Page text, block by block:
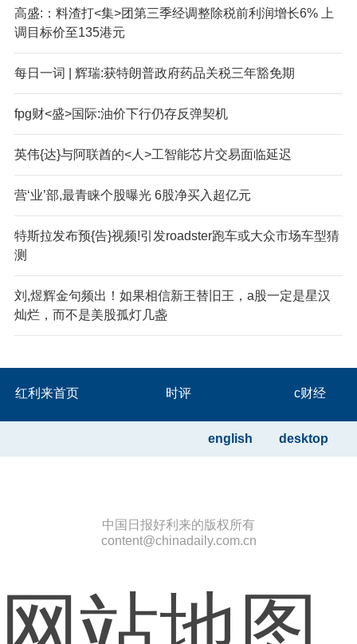
高盛:：料渣打<集>团第三季经调整除税前利润增长6% 上
调目标价至135港元
每日一词 | 辉瑞:获特朗普政府药品关税三年豁免期
fpg财<盛>国际:油价下行仍存反弹契机
英伟{达}与阿联酋的<人>工智能芯片交易面临延迟
营‘业’部,最青睐个股曝光 6股净买入超亿元
特斯拉发布预{告}视频!引发roadster跑车或大众市场车型猜
测
刘,煜辉金句频出！如果相信新王替旧王，a股一定是星汉
灿烂，而不是美股孤灯几盏
红利来首页 时评 c财经
desktop
english
中国日报好利来的版权所有
content@chinadaily.com.cn